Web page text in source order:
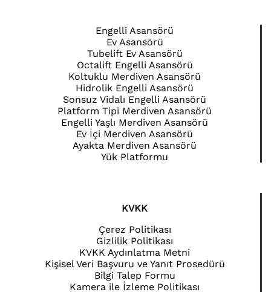
Engelli Asansörü
Ev Asansörü
Tubelift Ev Asansörü
Octalift Engelli Asansörü
Koltuklu Merdiven Asansörü
Hidrolik Engelli Asansörü
Sonsuz Vidalı Engelli Asansörü
Platform Tipi Merdiven Asansörü
Engelli Yaşlı Merdiven Asansörü
Ev İçi Merdiven Asansörü
Ayakta Merdiven Asansörü
Yük Platformu
KVKK
Çerez Politikası
Gizlilik Politikası
KVKK Aydınlatma Metni
Kişisel Veri Başvuru ve Yanıt Prosedürü
Bilgi Talep Formu
Kamera ile İzleme Politikası